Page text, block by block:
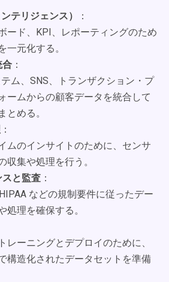
テリジェンス）
：
ード、KPI、レポーティングのため
一元化する。
合 ：
ム、SNS、トランザクション・プ
ームからの顧客データを統合して
とめる。
：
ムのインサイトのために、センサ
収集や処理を行う。
スと監査 ：
などの規制要件に従ったデー
処理を確保する。
レーニングとデプロイのために、
構造化されたデータセットを準備